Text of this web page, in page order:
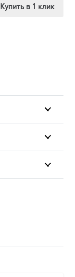
Купить в 1 клик